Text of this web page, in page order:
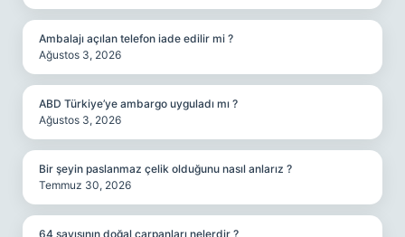
Ambalajı açılan telefon iade edilir mi ?
Ağustos 3, 2026
ABD Türkiye’ye ambargo uyguladı mı ?
Ağustos 3, 2026
Bir şeyin paslanmaz çelik olduğunu nasıl anlarız ?
Temmuz 30, 2026
64 sayısının doğal çarpanları nelerdir ?